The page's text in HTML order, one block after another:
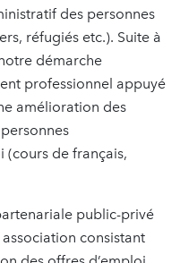
des personnes
réfugiés etc.). Suite à
démarche
professionnel appuyé
amélioration des
(cours de français,
public-privé
consistant